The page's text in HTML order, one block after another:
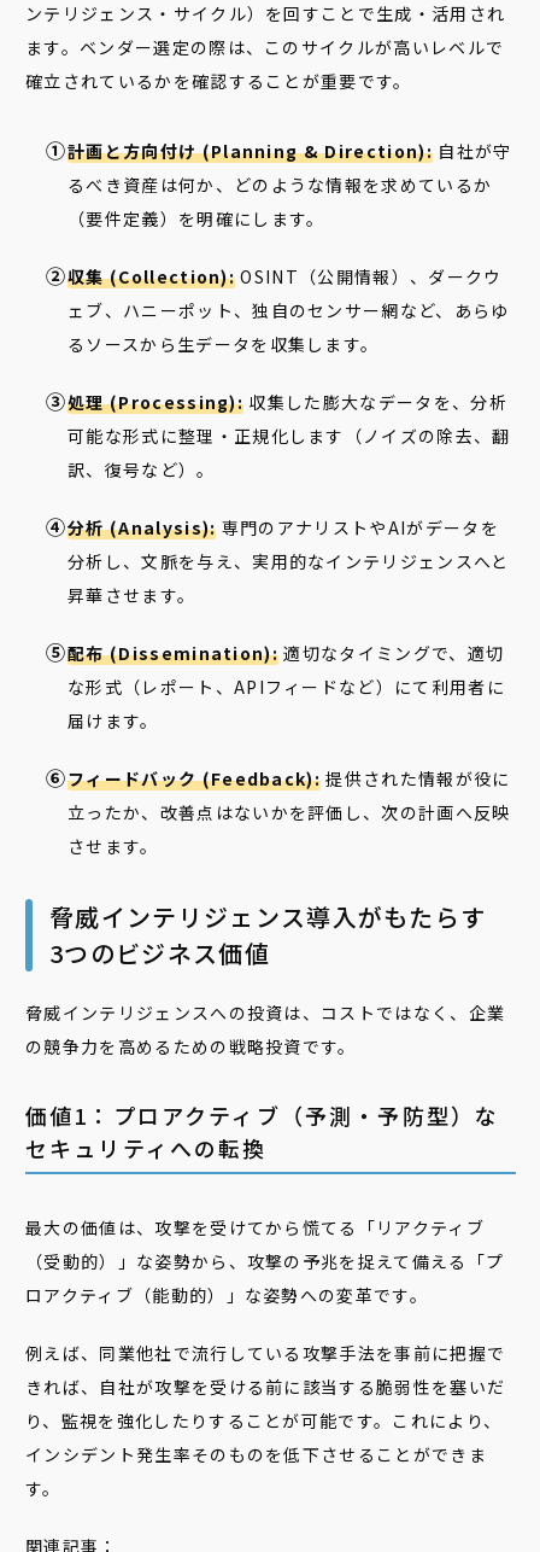
ンテリジェンス・サイクル）を回すことで生成・活用され
ます。ベンダー選定の際は、このサイクルが高いレベルで
確立されているかを確認することが重要です。
計画と方向付け (Planning & Direction):自社が守
るべき資産は何か、どのような情報を求めているか
（要件定義）を明確にします。
収集 (Collection): OSINT（公開情報）、ダークウ
ェブ、ハニーポット、独自のセンサー網など、あらゆ
るソースから生データを収集します。
処理 (Processing): 収集した膨大なデータを、分析
可能な形式に整理・正規化します（ノイズの除去、翻
訳、復号など）。
分析 (Analysis): 専門のアナリストやAIがデータを
分析し、文脈を与え、実用的なインテリジェンスへと
昇華させます。
配布 (Dissemination): 適切なタイミングで、適切
な形式（レポート、APIフィードなど）にて利用者に
届けます。
フィードバック (Feedback): 提供された情報が役に
立ったか、改善点はないかを評価し、次の計画へ反映
させます。
脅威インテリジェンス導入がもたらす
3つのビジネス価値
脅威インテリジェンスへの投資は、コストではなく、企業
の競争力を高めるための戦略投資です。
価値1：プロアクティブ（予測・予防型）な
セキュリティへの転換
最大の価値は、攻撃を受けてから慌てる「リアクティブ
（受動的）」な姿勢から、攻撃の予兆を捉えて備える「プ
ロアクティブ（能動的）」な姿勢への変革です。
例えば、同業他社で流行している攻撃手法を事前に把握で
きれば、自社が攻撃を受ける前に該当する脆弱性を塞いだ
り、監視を強化したりすることが可能です。これにより、
インシデント発生率そのものを低下させることができま
す。
関連記事：